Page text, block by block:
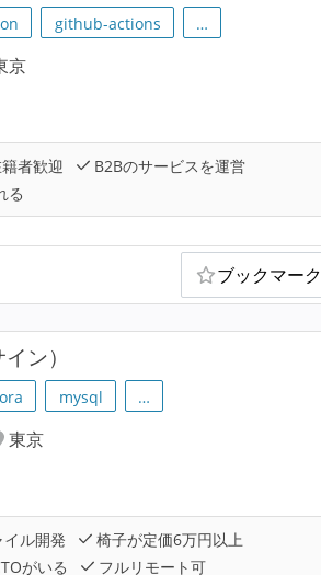
github-actions …
京
者歓迎
B2Bのサービスを運営
る
ブックマーク
ン）
mysql …
東京
イル開発
椅子が定価6万円以上
がいる
フルリモート可